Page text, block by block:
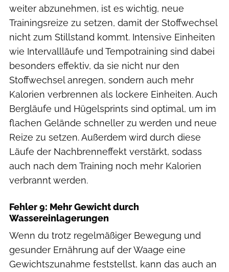
weiter abzunehmen, ist es wichtig, neue
Trainingsreize zu setzen, damit der Stoffwechsel
nicht zum Stillstand kommt. Intensive Einheiten
wie Intervallläufe und Tempotraining sind dabei
besonders effektiv, da sie nicht nur den
Stoffwechsel anregen, sondern auch mehr
Kalorien verbrennen als lockere Einheiten. Auch
Bergläufe und Hügelsprints sind optimal, um im
flachen Gelände schneller zu werden und neue
Reize zu setzen. Außerdem wird durch diese
Läufe der Nachbrenneffekt verstärkt, sodass
auch nach dem Training noch mehr Kalorien
verbrannt werden.
Fehler 9: Mehr Gewicht durch
Wassereinlagerungen
Wenn du trotz regelmäßiger Bewegung und
gesunder Ernährung auf der Waage eine
Gewichtszunahme feststellst, kann das auch an